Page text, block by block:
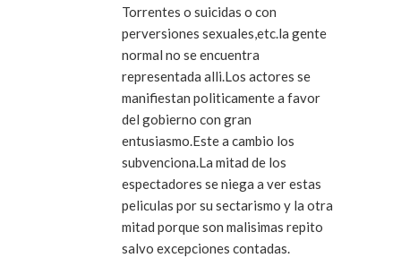
Torrentes o suicidas o con
perversiones sexuales,etc.la gente
normal no se encuentra
representada alli.Los actores se
manifiestan politicamente a favor
del gobierno con gran
entusiasmo.Este a cambio los
subvenciona.La mitad de los
espectadores se niega a ver estas
peliculas por su sectarismo y la otra
mitad porque son malisimas repito
salvo excepciones contadas.